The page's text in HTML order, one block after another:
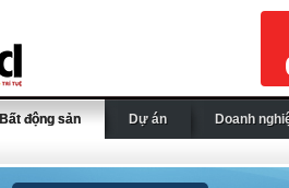
Bất động sản Dự án Doanh